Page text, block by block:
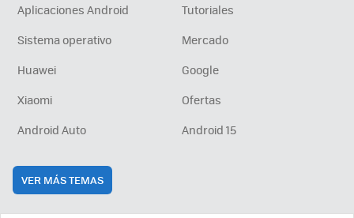
Aplicaciones Android
Tutoriales
Sistema operativo
Mercado
Huawei
Google
Xiaomi
Ofertas
Android Auto
Android 15
VER MÁS TEMAS